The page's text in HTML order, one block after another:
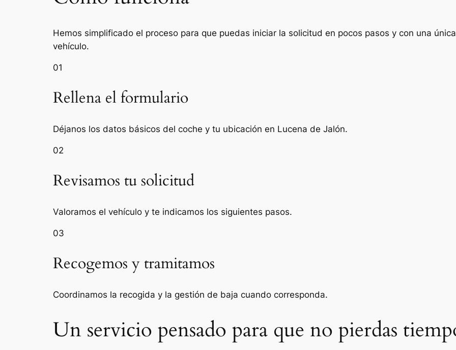
Hemos simplificado el proceso para que puedas iniciar la solicitud en pocos pasos y con una
vehículo.
01
Rellena el formulario
Déjanos los datos básicos del coche y tu ubicación en Lucena de Jalón.
02
Revisamos tu solicitud
Valoramos el vehículo y te indicamos los siguientes pasos.
03
Recogemos y tramitamos
Coordinamos la recogida y la gestión de baja cuando corresponda.
Un servicio pensado para que no pierdas